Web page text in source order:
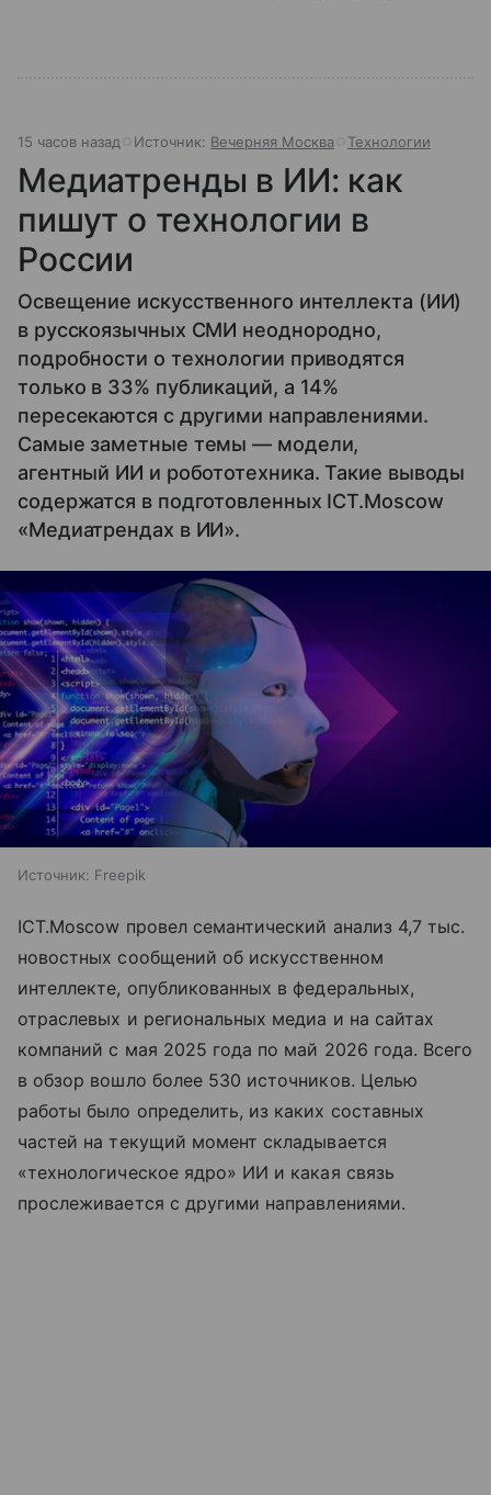
15 часов назад Источник: Вечерняя Москва Технологии
Медиатренды в ИИ: как
пишут о технологии в
России
Освещение искусственного интеллекта (ИИ)
в русскоязычных СМИ неоднородно,
подробности о технологии приводятся
только в 33% публикаций, а 14%
пересекаются с другими направлениями.
Самые заметные темы — модели,
агентный ИИ и робототехника. Такие выводы
содержатся в подготовленных ICT.Moscow
«Медиатрендах в ИИ».
Источник: Freepik
ICT.Moscow провел семантический анализ 4,7 тыс.
новостных сообщений об искусственном
интеллекте, опубликованных в федеральных,
отраслевых и региональных медиа и на сайтах
компаний с мая 2025 года по май 2026 года. Всего
в обзор вошло более 530 источников. Целью
работы было определить, из каких составных
частей на текущий момент складывается
«технологическое ядро» ИИ и какая связь
прослеживается с другими направлениями.